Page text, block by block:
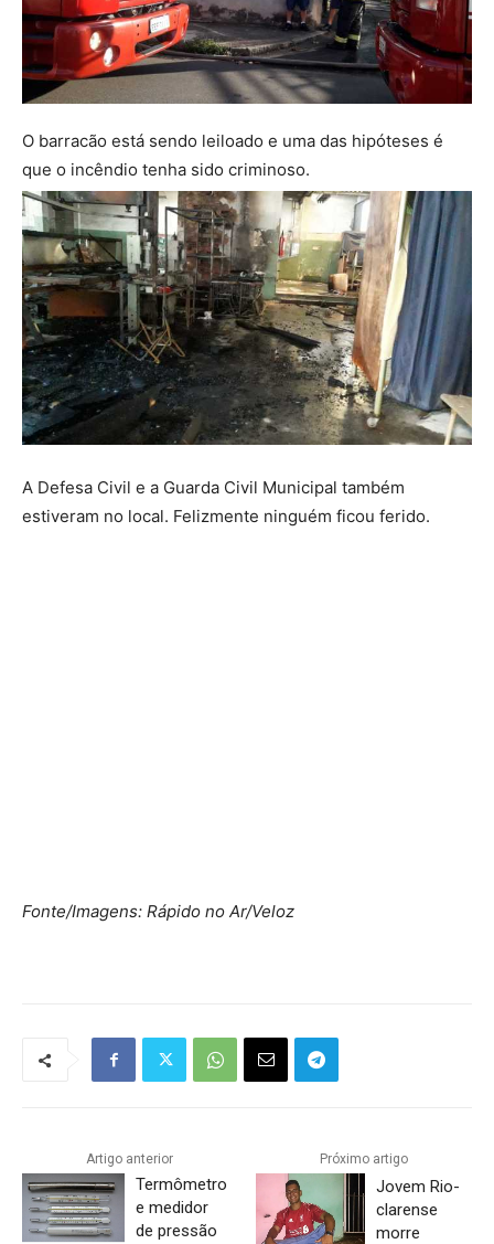
O barracão está sendo leiloado e uma das hipóteses é
que o incêndio tenha sido criminoso.
A Defesa Civil e a Guarda Civil Municipal também
estiveram no local. Felizmente ninguém ficou ferido.
Fonte/Imagens: Rápido no Ar/Veloz
Artigo anterior
Termômetro
e medidor
de pressão
Próximo artigo
Jovem Rio-
clarense
morre